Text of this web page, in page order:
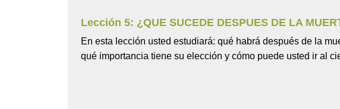
Lección 5: ¿QUE SUCEDE DESPUES DE LA
En esta lección usted estudiará: qué habrá después de la
qué importancia tiene su elección y cómo puede usted ir al